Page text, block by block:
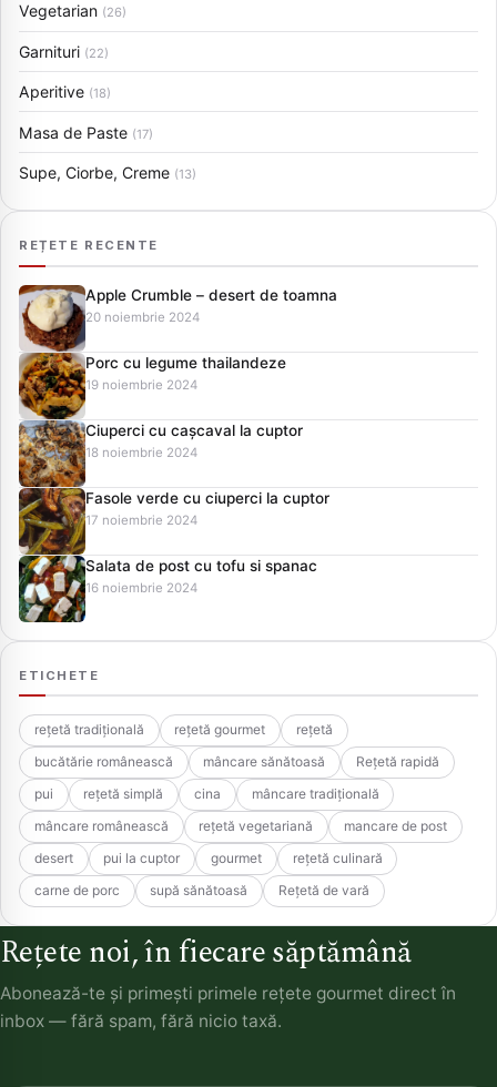
Vegetarian (26)
Garnituri (22)
Aperitive (18)
Masa de Paste (17)
Supe, Ciorbe, Creme (13)
REȚETE RECENTE
Apple Crumble – desert de toamna
20 noiembrie 2024
Porc cu legume thailandeze
19 noiembrie 2024
Ciuperci cu cașcaval la cuptor
18 noiembrie 2024
Fasole verde cu ciuperci la cuptor
17 noiembrie 2024
Salata de post cu tofu si spanac
16 noiembrie 2024
ETICHETE
rețetă tradițională rețetă gourmet
rețetă
bucătărie românească
mâncare sănătoasă
Rețetă rapidă
pui
rețetă simplă cina
mâncare tradițională
mâncare românească
rețetă vegetariană
mancare de post
desert
pui la cuptor gourmet
rețetă culinară
carne de porc
supă sănătoasă Rețetă de vară
Rețete noi, în fiecare săptămână
Abonează-te și primești primele rețete gourmet direct în
inbox — fără spam, fără nicio taxă.